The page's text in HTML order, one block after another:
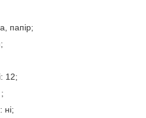
папір;
12;
ні;